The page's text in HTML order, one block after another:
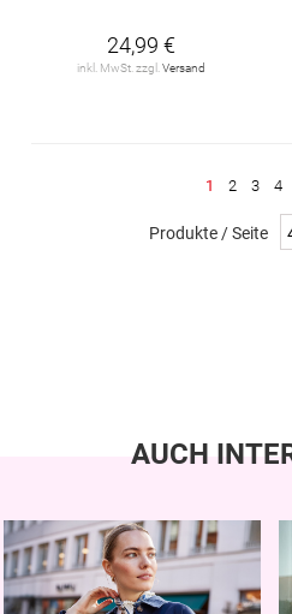
24,99 €
inkl. MwSt. zzgl. Versand
Du
1 Seite
2 Seite
3 4
Produkte / Seite
AUCH